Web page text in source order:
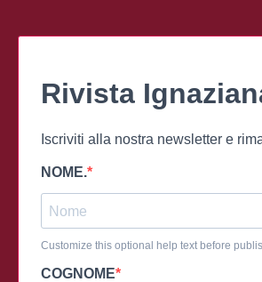
Rivista
Iscriviti alla nostra newsletter e
NOME.
Customize this optional help text before
COGNOME